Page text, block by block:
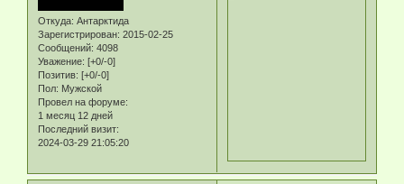
Откуда: Антарктида
Зарегистрирован: 2015-02-25
Сообщений: 4098
Уважение: [+0/-0]
Позитив: [+0/-0]
Пол: Мужской
Провел на форуме:
1 месяц 12 дней
Последний визит:
2024-03-29 21:05:20